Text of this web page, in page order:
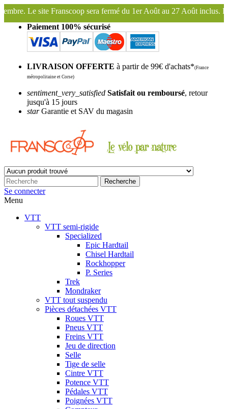
sera fermé du 1er Août au 27 Août inclus. Bonnes vacances !
Paiement 100% sécurisé
LIVRAISON OFFERTE à partir de 99€ d'achats*(France
métropolitaine et Corse)
sentiment_very_satisfied Satisfait ou remboursé, retour
jusqu'à 15 jours
starGarantie et SAV du magasin
Recherche
Se connecter
Menu
VTT
VTT semi-rigide
Specialized
Epic Hardtail
Chisel Hardtail
Rockhopper
P. Series
Trek
Mondraker
VTT tout suspendu
Pièces détachées VTT
Roues VTT
Pneus VTT
Freins VTT
Jeu de direction
Selle
Tige de selle
Cintre VTT
Potence VTT
Pédales VTT
Poignées VTT